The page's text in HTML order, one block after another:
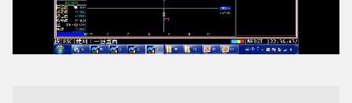
Loaded:
100.00%
Playback RateUnmute